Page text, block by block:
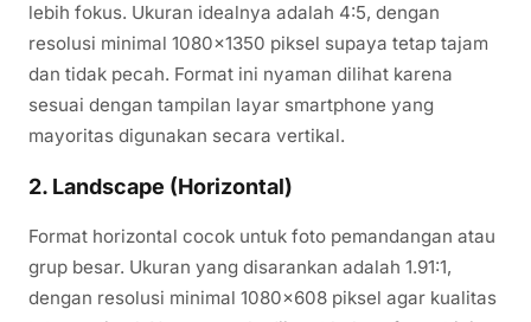
lebih fokus. Ukuran idealnya adalah 4:5, dengan
resolusi minimal 1080×1350 piksel supaya tetap tajam
dan tidak pecah. Format ini nyaman dilihat karena
sesuai dengan tampilan layar smartphone yang
mayoritas digunakan secara vertikal.
2. Landscape (Horizontal)
Format horizontal cocok untuk foto pemandangan atau
grup besar. Ukuran yang disarankan adalah 1.91:1,
dengan resolusi minimal 1080×608 piksel agar kualitas